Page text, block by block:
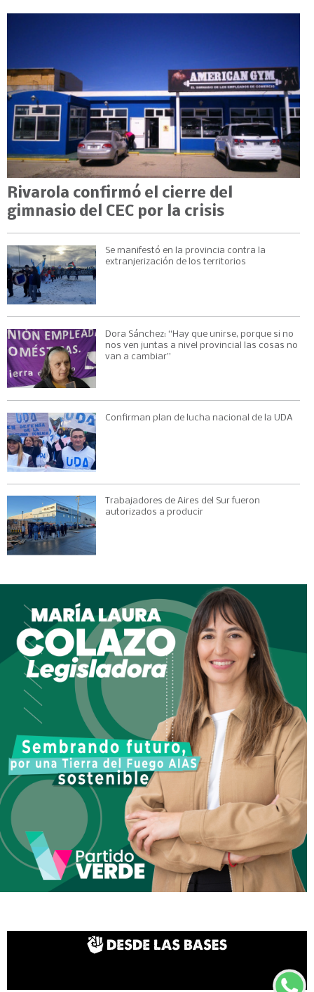
Rivarola confirmó el cierre del
gimnasio del CEC por la crisis
Se manifestó en la provincia contra la
extranjerización de los territorios
Dora Sánchez: “Hay que unirse, porque si no
nos ven juntas a nivel provincial las cosas no
van a cambiar”
Confirman plan de lucha nacional de la UDA
Trabajadores de Aires del Sur fueron
autorizados a producir